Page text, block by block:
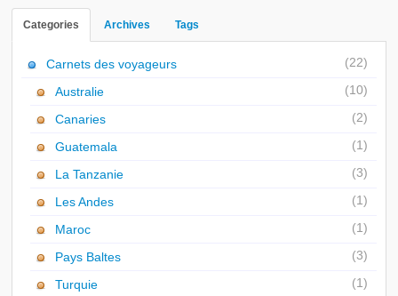
Categories Archives Tags
Carnets des voyageurs (22)
Australie (10)
Canaries (2)
Guatemala (1)
La Tanzanie (3)
Les Andes (1)
Maroc (1)
Pays Baltes (3)
Turquie (1)